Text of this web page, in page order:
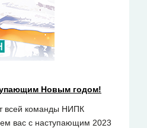
Новым годом!
всей команды НИПК
вас с наступающим 2023